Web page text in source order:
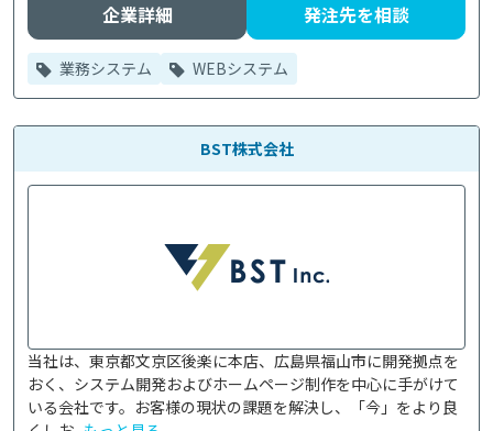
企業詳細 発注先を相談
業務システム WEBシステム
BST株式会社
当社は、東京都文京区後楽に本店、広島県福山市に開発拠点を
おく、システム開発およびホームページ制作を中心に手がけて
いる会社です。お客様の現状の課題を解決し、「今」をより良